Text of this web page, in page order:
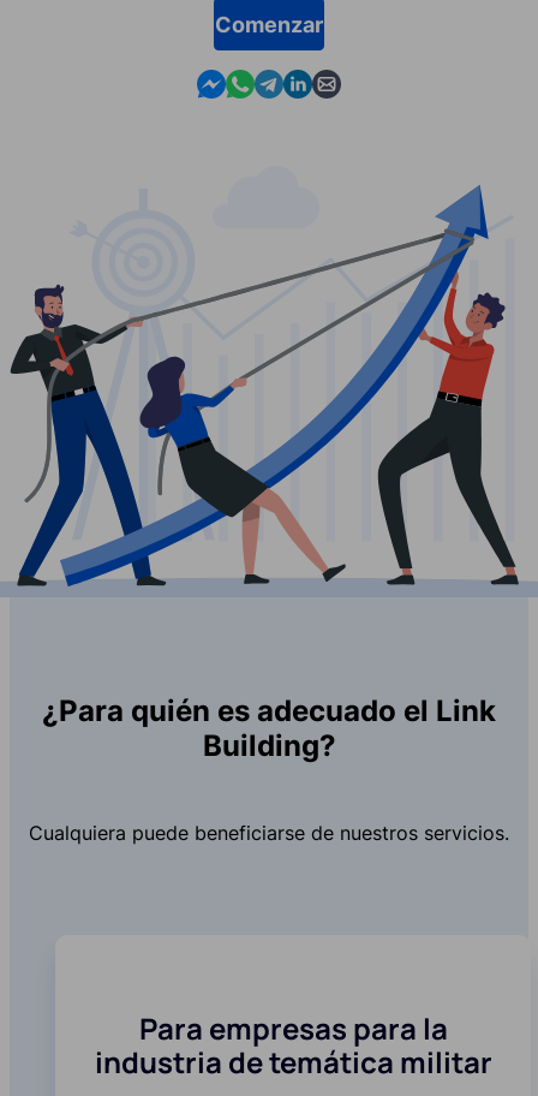
Comenzar
Contact us in Messenger
Contact us in WhatsApp
Contact us in Telegram
Contact us in Linkedin
Contact us by email
¿Para quién es adecuado el Link
Building?
Cualquiera puede beneficiarse de nuestros servicios.
Para empresas para la
industria de temática militar